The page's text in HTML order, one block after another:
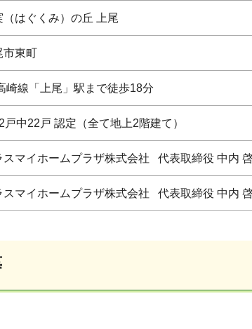
（はぐくみ）の丘 上尾
市東町
崎線「上尾」駅まで徒歩18分
戸中22戸 認定（全て地上2階建て）
スマイホームプラザ株式会社 代表取締役 中内
スマイホームプラザ株式会社 代表取締役 中内